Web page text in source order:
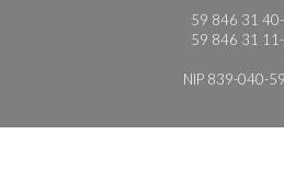
59 846 31
59 846 31
NIP 839-040-